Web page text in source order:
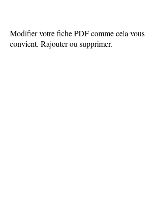
Modifier votre fiche PDF comme cela vous
convient. Rajouter ou supprimer.